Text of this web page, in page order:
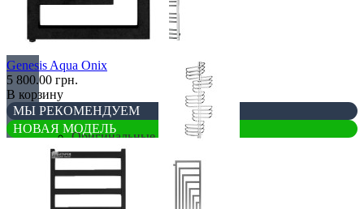
Лесенка
Оригинальные
Genesis Aqua Onix
5 800.00 грн.
В корзину
МЫ РЕКОМЕНДУЕМ
НОВАЯ МОДЕЛЬ